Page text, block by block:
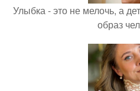
Улыбка - это не мелочь, а
образ